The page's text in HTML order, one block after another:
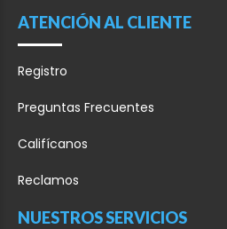
ATENCIÓN AL CLIENTE
Registro
Preguntas Frecuentes
Califícanos
Reclamos
NUESTROS SERVICIOS